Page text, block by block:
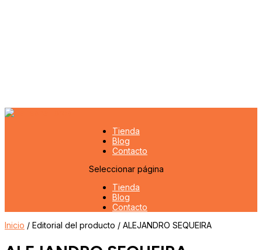
Tienda
Blog
Contacto
Seleccionar página
Tienda
Blog
Contacto
Inicio / Editorial del producto / ALEJANDRO SEQUEIRA